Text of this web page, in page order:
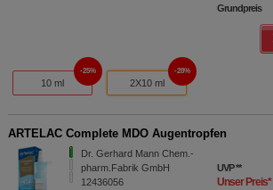
Grundpreis
10 ml
25%
2X10 ml
28%
ARTELAC Complete MDO Augentropfen
Dr. Gerhard Mann Chem.-
pharm.Fabrik GmbH
12436056
UVP**
Unser Preis*